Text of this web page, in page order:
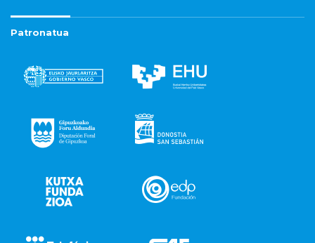
Patronatua